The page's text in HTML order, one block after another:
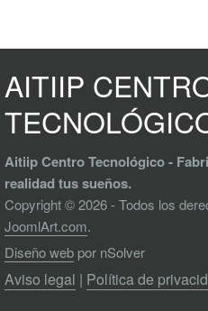
AITIIP
Aitiip Centro Tecnológico -
realidad tus sueños.
Copyright © 2026 - Todos los
JoomlArt.com.
Diseño web por nSolver
Aviso legal | Política de